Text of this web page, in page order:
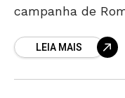
campanha de
ganhar forma
LEIA MAIS